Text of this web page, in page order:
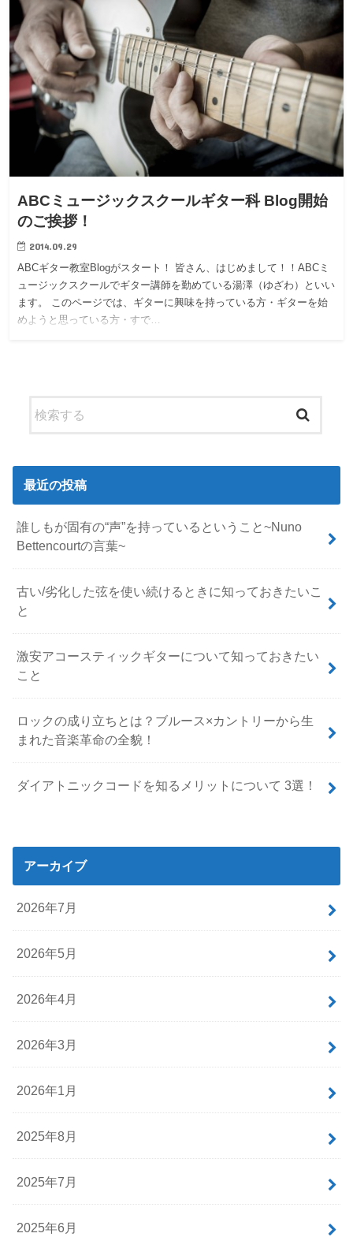
ABCミュージックスクールギター科 Blog開始
のご挨拶！
2014.09.29
ABCギター教室Blogがスタート！ 皆さん、はじめまして！！ABCミ
ュージックスクールでギター講師を勤めている湯澤（ゆざわ）といい
ます。 このページでは、ギターに興味を持っている方・ギターを始
めようと思っている方・すで…
最近の投稿
誰しもが固有の“声”を持っているということ~Nuno
Bettencourtの言葉~
古い/劣化した弦を使い続けるときに知っておきたいこ
と
激安アコースティックギターについて知っておきたい
こと
ロックの成り立ちとは？ブルース×カントリーから生
まれた音楽革命の全貌！
ダイアトニックコードを知るメリットについて 3選！
アーカイブ
2026年7月
2026年5月
2026年4月
2026年3月
2026年1月
2025年8月
2025年7月
2025年6月